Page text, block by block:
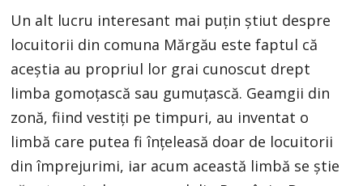
Un alt lucru interesant mai puțin știut despre
locuitorii din comuna Mărgău este faptul că
aceștia au propriul lor grai cunoscut drept
limba gomoțască sau gumuțască. Geamgii din
zonă, fiind vestiți pe timpuri, au inventat o
limbă care putea fi înțeleasă doar de locuitorii
din împrejurimi, iar acum această limbă se știe